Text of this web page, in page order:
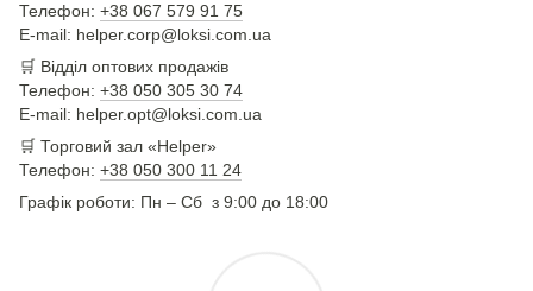
Телефон: +38 067 579 91 75
E-mail: helper.corp@loksi.com.ua
🛒 Відділ оптових продажів
Телефон: +38 050 305 30 74
E-mail: helper.opt@loksi.com.ua
🛒 Торговий зал «Helper»
Телефон: +38 050 300 11 24
Графік роботи: Пн – Сб з 9:00 до 18:00